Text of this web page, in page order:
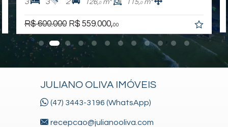
126,0m² 115,0m²
R$ 600.000 R$ 559.000,00
JULIANO OLIVA IMÓVEIS
(47) 3443-3196 (WhatsApp)
recepcao@julianooliva.com